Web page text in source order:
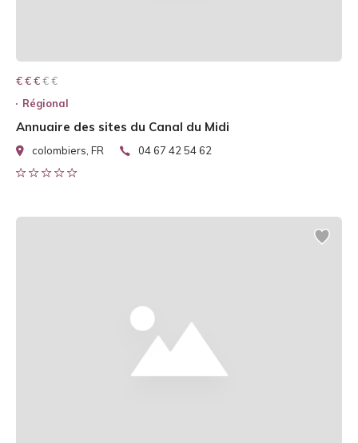
€ € € € €
€ € €
Régional
Annuaire des sites du Canal du Midi
colombiers, FR 04 67 42 54 62